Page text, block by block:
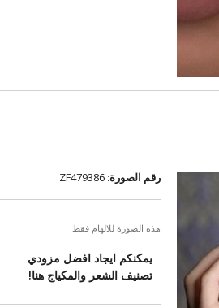
رقم الصورة:
هذه الصورة للالهام فقط
يمكنكم ايجاد افضل مزودي
تصنيف الشعر والمكياج هنا!